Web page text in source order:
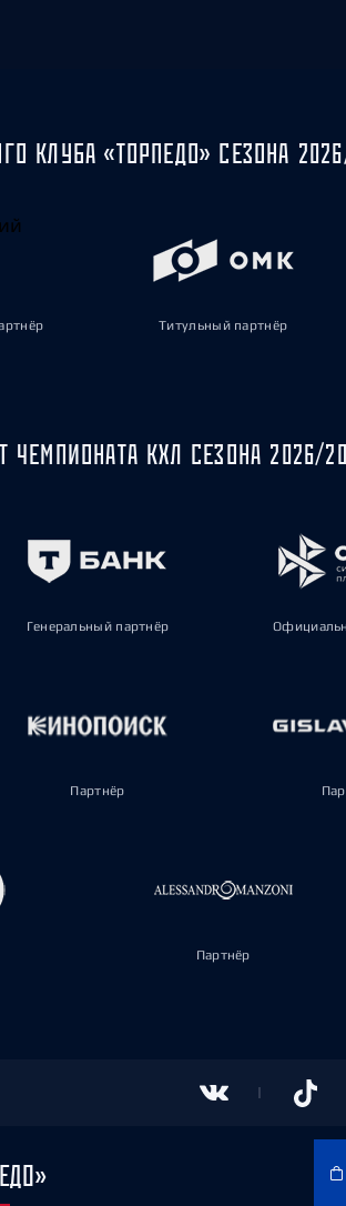
КЛУБА «ТОРПЕДО» СЕЗОНА
Титульный партнёр
ЧЕМПИОНАТА КХЛ СЕЗОНА 2026/
Генеральный партнёр
Партнёр
Партнёр